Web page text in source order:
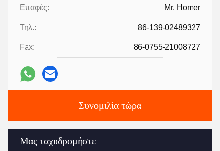
Επαφές: Mr. Homer
Τηλ.: 86-139-02489327
Fax: 86-0755-21008727
Συνομιλία τώρα
Μας ταχυδρομήστε